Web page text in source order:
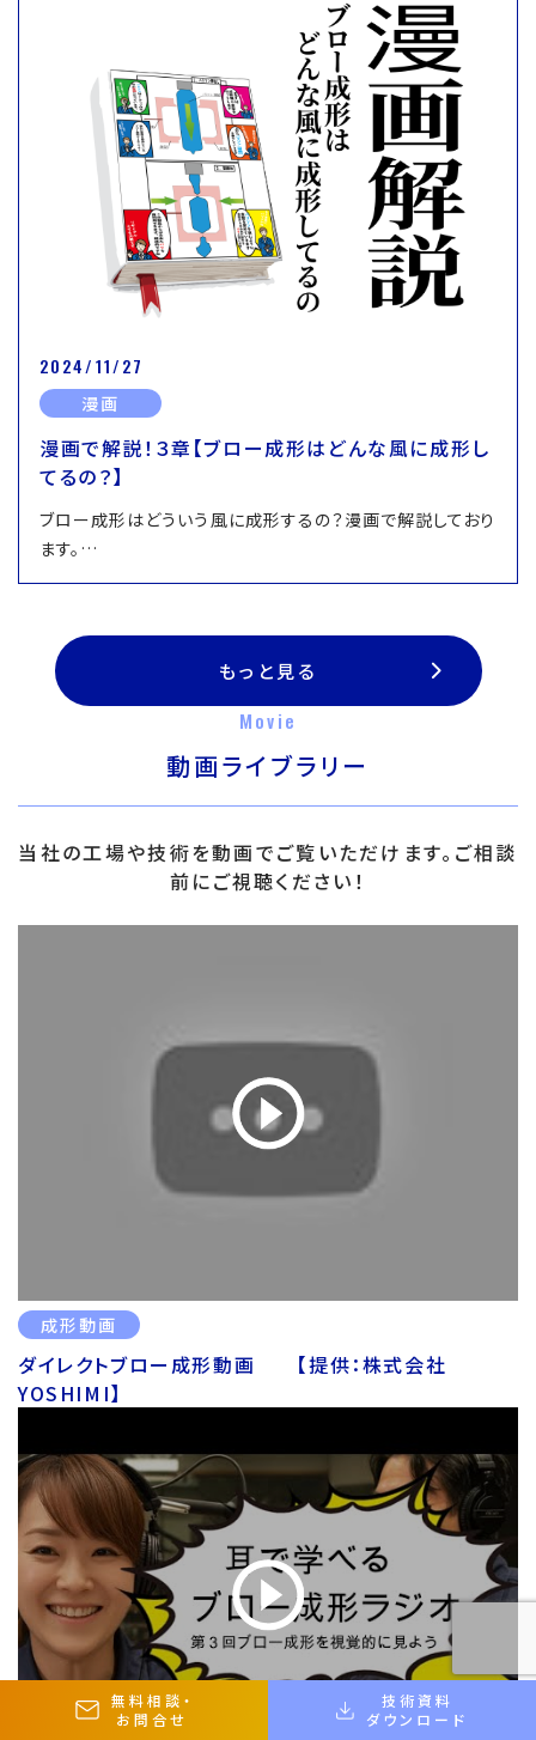
2024/11/27
漫画
漫画で解説！３章【ブロー成形はどんな風に成形し
てるの？】
ブロー成形はどういう風に成形するの？漫画で解説しており
ます。…
もっと見る
Movie
動画ライブラリー
当社の工場や技術を動画でご覧いただけます。ご相談
前にご視聴ください！
成形動画
ダイレクトブロー成形動画 【提供：株式会社
YOSHIMI】
無料相談 ・
お問合せ
技術資料
ダウンロード